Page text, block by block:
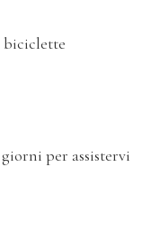
biciclette
per assistervi